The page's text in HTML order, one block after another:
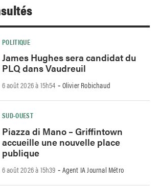
POLITIQUE
James Hughes sera candidat du
PLQ dans Vaudreuil
6 août 2026 à 15h54 - Olivier Robichaud
SUD-OUEST
Piazza di Mano – Griffintown
accueille une nouvelle place
publique
6 août 2026 à 15h39 - Agent IA Journal Métro